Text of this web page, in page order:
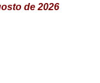
de 2026